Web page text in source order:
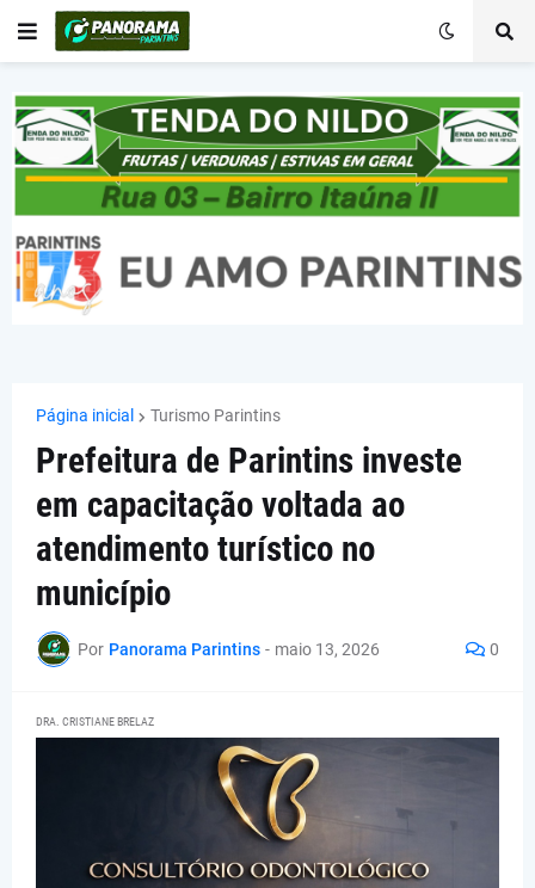
Página inicial Turismo Parintins
Prefeitura de Parintins investe
em capacitação voltada ao
atendimento turístico no
município
Por Panorama Parintins - maio 13, 2026 0
DRA. CRISTIANE BRELAZ